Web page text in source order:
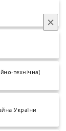
×
технічна)
України